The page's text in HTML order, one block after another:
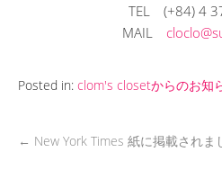
TEL (+84) 4
MAIL
Posted in: clom's closetからのお知
← New York Times 紙に掲載されま